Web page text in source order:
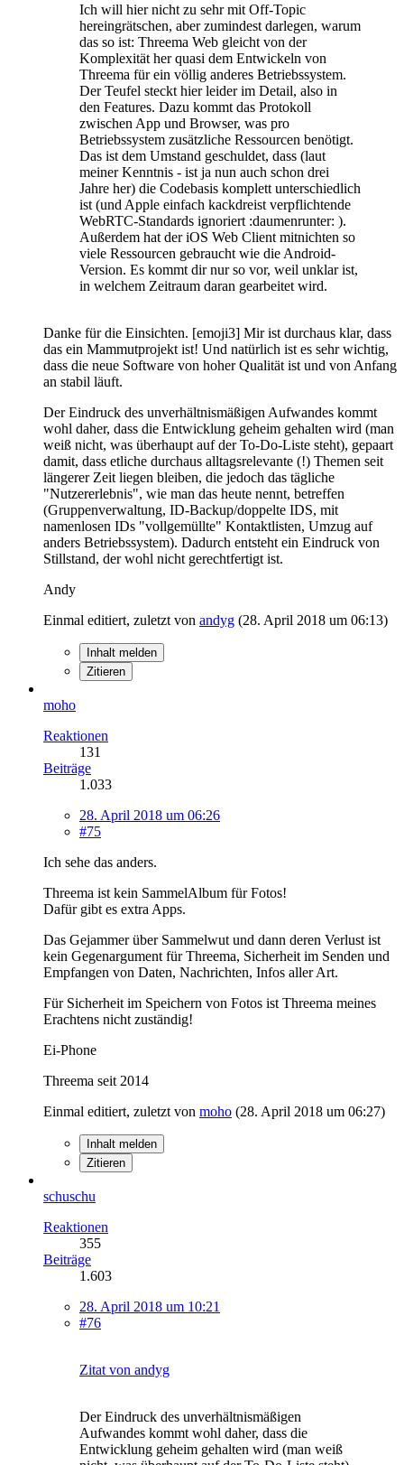
Ich will hier nicht zu sehr mit Off-Topic
hereingrätschen, aber zumindest darlegen, warum
das so ist: Threema Web gleicht von der
Komplexität her quasi dem Entwickeln von
Threema für ein völlig anderes Betriebssystem.
Der Teufel steckt hier leider im Detail, also in
den Features. Dazu kommt das Protokoll
zwischen App und Browser, was pro
Betriebssystem zusätzliche Ressourcen benötigt.
Das ist dem Umstand geschuldet, dass (laut
meiner Kenntnis - ist ja nun auch schon drei
Jahre her) die Codebasis komplett unterschiedlich
ist (und Apple einfach kackdreist verpflichtende
WebRTC-Standards ignoriert :daumenrunter: ).
Außerdem hat der iOS Web Client mitnichten so
viele Ressourcen gebraucht wie die Android-
Version. Es kommt dir nur so vor, weil unklar ist,
in welchem Zeitraum daran gearbeitet wird.
Danke für die Einsichten. [emoji3] Mir ist durchaus klar, dass
das ein Mammutprojekt ist! Und natürlich ist es sehr wichtig,
dass die neue Software von hoher Qualität ist und von Anfang
an stabil läuft.
Der Eindruck des unverhältnismäßigen Aufwandes kommt
wohl daher, dass die Entwicklung geheim gehalten wird (man
weiß nicht, was überhaupt auf der To-Do-Liste steht), gepaart
damit, dass etliche durchaus alltagsrelevante (!) Themen seit
längerer Zeit liegen bleiben, die jedoch das tägliche
"Nutzererlebnis", wie man das heute nennt, betreffen
(Gruppenverwaltung, ID-Backup/doppelte IDS, mit
namenlosen IDs "vollgemüllte" Kontaktlisten, Umzug auf
anders Betriebssystem). Dadurch entsteht ein Eindruck von
Stillstand, der wohl nicht gerechtfertigt ist.
Andy
Einmal editiert, zuletzt von andyg (28. April 2018 um 06:13)
Inhalt melden
Zitieren
moho
Reaktionen
131
Beiträge
1.033
28. April 2018 um 06:26
#75
Ich sehe das anders.
Threema ist kein SammelAlbum für Fotos!
Dafür gibt es extra Apps.
Das Gejammer über Sammelwut und dann deren Verlust ist
kein Gegenargument für Threema, Sicherheit im Senden und
Empfangen von Daten, Nachrichten, Infos aller Art.
Für Sicherheit im Speichern von Fotos ist Threema meines
Erachtens nicht zuständig!
Ei-Phone
Threema seit 2014
Einmal editiert, zuletzt von moho (28. April 2018 um 06:27)
Inhalt melden
Zitieren
schuschu
Reaktionen
355
Beiträge
1.603
28. April 2018 um 10:21
#76
Zitat von andyg
Der Eindruck des unverhältnismäßigen
Aufwandes kommt wohl daher, dass die
Entwicklung geheim gehalten wird (man weiß